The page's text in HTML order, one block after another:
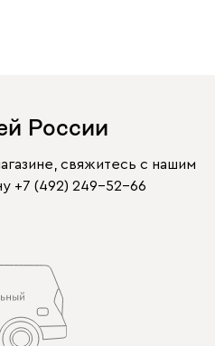
России
свяжитесь с нашим
+7 (492) 249-52-66